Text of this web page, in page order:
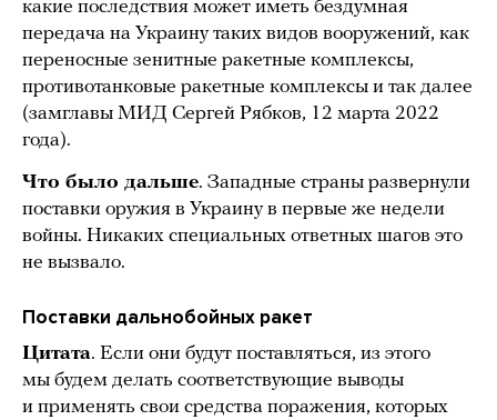
какие последствия может иметь бездумная
передача на Украину таких видов вооружений, как
переносные зенитные ракетные комплексы,
противотанковые ракетные комплексы и так далее
(замглавы МИД Сергей Рябков, 12 марта 2022
года).
Что было дальше. Западные страны развернули
поставки оружия в Украину в первые же недели
войны. Никаких специальных ответных шагов это
не вызвало.
Поставки дальнобойных ракет
Цитата. Если они будут поставляться, из этого
мы будем делать соответствующие выводы
и применять свои средства поражения, которых